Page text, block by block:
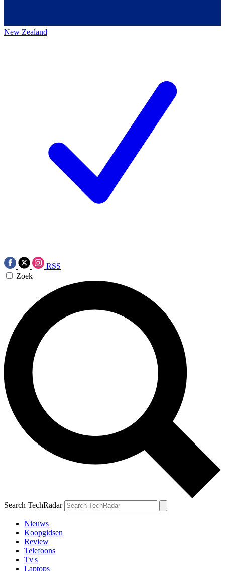
New Zealand
RSS
Zoek
Search TechRadar
Nieuws
Koopgidsen
Review
Telefoons
Tv's
Laptops